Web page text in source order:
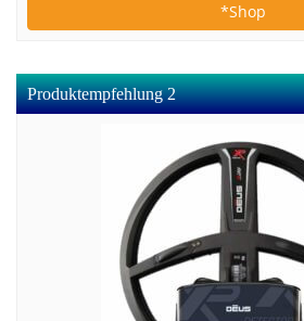
*Shop
Produktempfehlung 2